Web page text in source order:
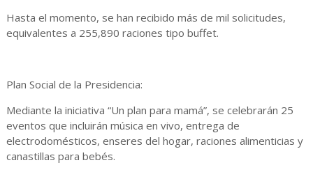
Hasta el momento, se han recibido más de mil solicitudes,
equivalentes a 255,890 raciones tipo buffet.
Plan Social de la Presidencia:
Mediante la iniciativa “Un plan para mamá”, se celebrarán 25
eventos que incluirán música en vivo, entrega de
electrodomésticos, enseres del hogar, raciones alimenticias y
canastillas para bebés.